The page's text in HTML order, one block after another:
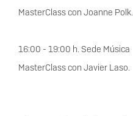
MasterClass con Joanne Polk.
16:00 - 19:00 h. Sede Música
MasterClass con Javier Laso.